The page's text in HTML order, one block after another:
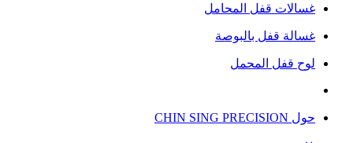
غسالات قفل المحامل
غسالة قفل بالبوصة
لوح قفل المحمل
حول CHIN SING PRECISION